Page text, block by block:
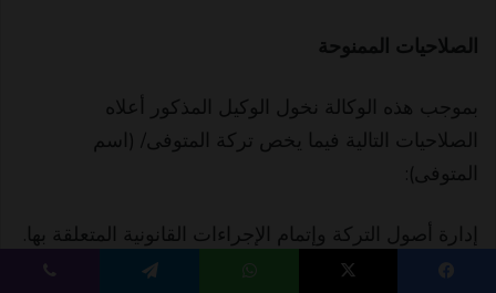
الصلاحيات الممنوحة
بموجب هذه الوكالة نخول الوكيل المذكور أعلاه
الصلاحيات التالية فيما يخص تركة المتوفى/ (اسم
المتوفى):
إدارة أصول التركة وإتمام الإجراءات القانونية المتعلقة بها.